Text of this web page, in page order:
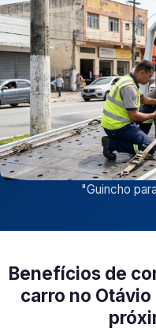
"Guincho
Benefícios de
carro no Otávio